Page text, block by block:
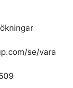
se/vara